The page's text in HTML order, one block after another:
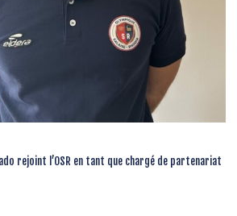
rejoint l’OSR en tant que chargé de partenariat